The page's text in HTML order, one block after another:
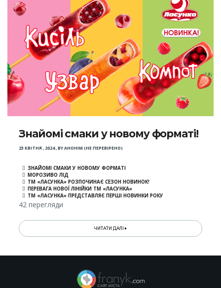
Знайомі смаки у новому форматі!
23 КВІТНЯ , 2024,BYАНОНІМ (НЕ ПЕРЕВІРЕНО)
ЗНАЙОМІ СМАКИ У НОВОМУ ФОРМАТІ
МОРОЗИВО ЛІД
ТМ «ЛАСУНКА» РОЗПОЧИНАЄ СЕЗОН НОВИНОК!
ПЕРЕВАГА НОВОЇ ЛІНІЙКИ ТМ «ЛАСУНКА»
ТМ «ЛАСУНКА» ПРЕДСТАВЛЯЄ ПЕРШІ НОВИНКИ РОКУ
42 перегляди
ЧИТАТИ ДАЛІ